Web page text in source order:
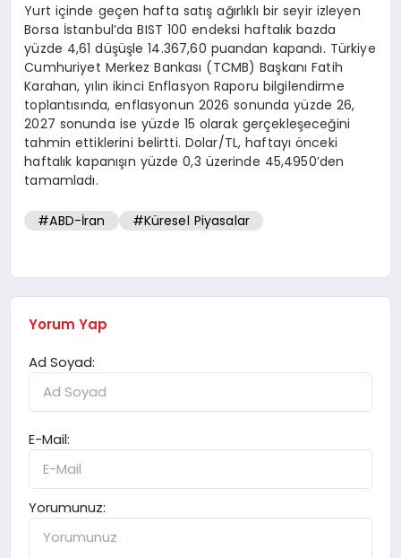
Yurt içinde geçen hafta satış ağırlıklı bir seyir izleyen
Borsa İstanbul’da BIST 100 endeksi haftalık bazda
yüzde 4,61 düşüşle 14.367,60 puandan kapandı. Türkiye
Cumhuriyet Merkez Bankası (TCMB) Başkanı Fatih
Karahan, yılın ikinci Enflasyon Raporu bilgilendirme
toplantısında, enflasyonun 2026 sonunda yüzde 26,
2027 sonunda ise yüzde 15 olarak gerçekleşeceğini
tahmin ettiklerini belirtti. Dolar/TL, haftayı önceki
haftalık kapanışın yüzde 0,3 üzerinde 45,4950’den
tamamladı.
#ABD-İran #Küresel Piyasalar
Yorum Yap
Ad Soyad:
E-Mail:
Yorumunuz: